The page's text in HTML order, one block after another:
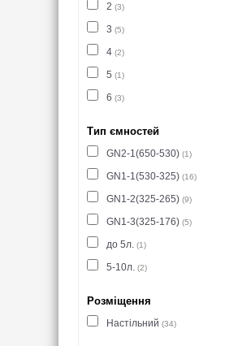
2 (3)
3 (5)
4 (2)
5 (1)
6 (3)
Тип ємностей
GN2-1(650-530) (1)
GN1-1(530-325) (16)
GN1-2(325-265) (9)
GN1-3(325-176) (5)
до 5л. (1)
5-10л. (2)
Розміщення
Настільний (34)